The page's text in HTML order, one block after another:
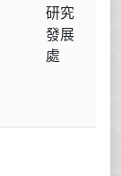
研究
發展
處